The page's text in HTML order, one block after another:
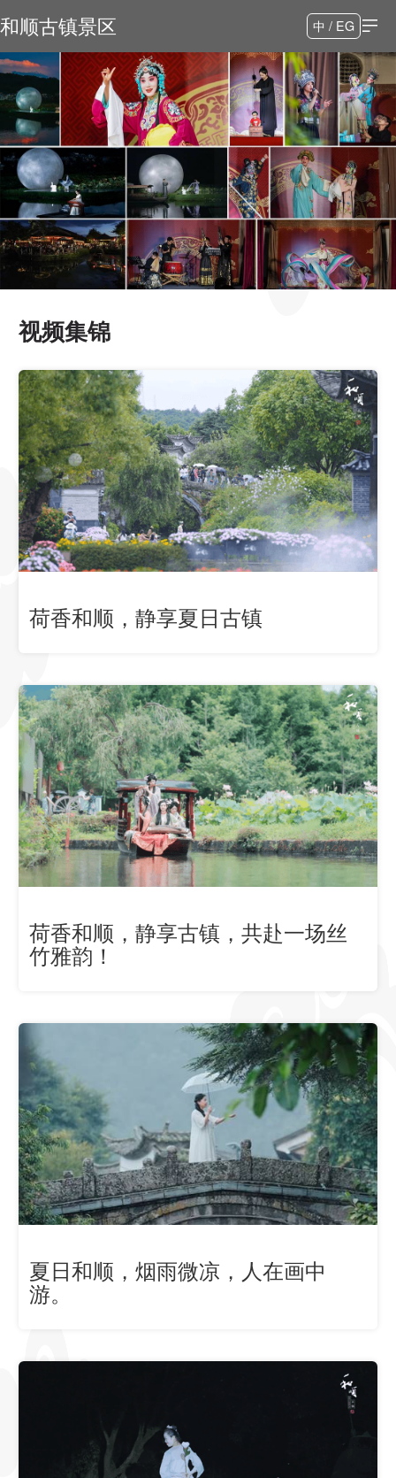
和顺古镇景区 中 / EG
视频集锦
荷香和顺，静享夏日古镇
荷香和顺，静享古镇，共赴一场丝
竹雅韵！
夏日和顺，烟雨微凉，人在画中
游。